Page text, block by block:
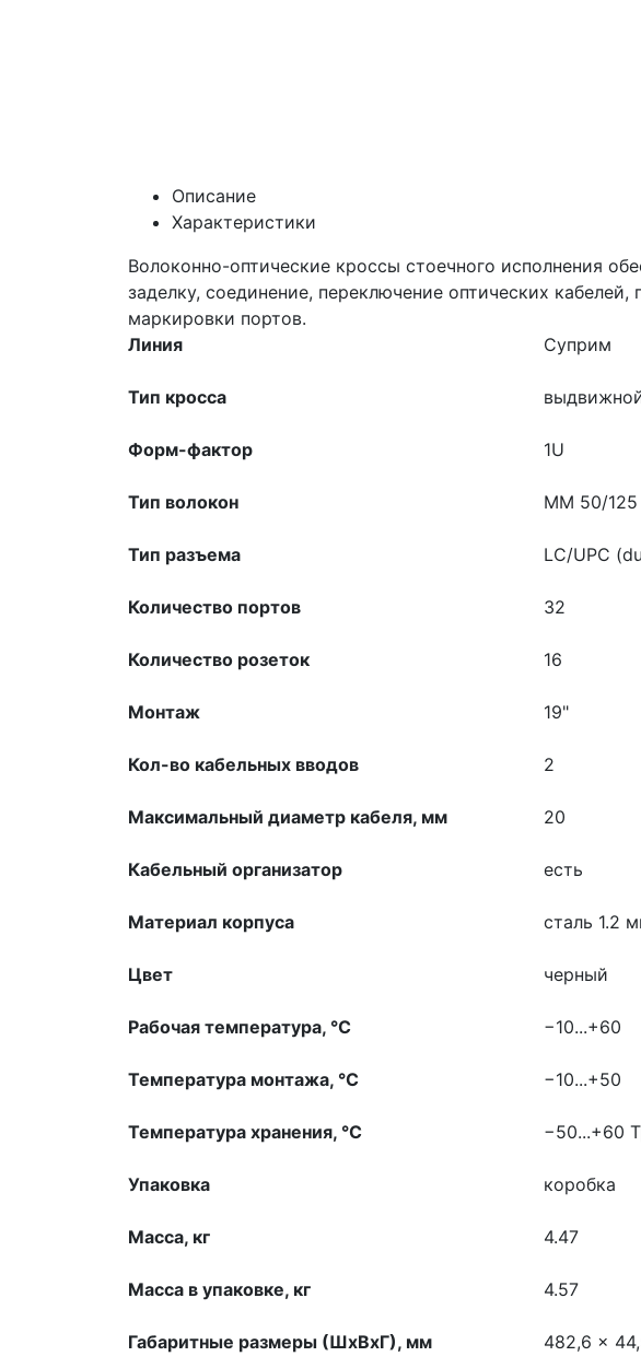
Описание
Характеристики
Волоконно-оптические кроссы стоечного исполнения
заделку, соединение, переключение оптических
маркировки портов.
Линия
Суприм
Тип кросса
Форм-фактор 1U
Тип волокон MM 50/
Тип разъема LC/UPC
Количество портов 32
Количество розеток 16
Монтаж 19"
Кол-во кабельных вводов 2
Максимальный диаметр кабеля, мм 20
Кабельный организатор есть
Материал корпуса сталь 1.2
Цвет черный
Рабочая температура, °С −10...+60
Температура монтажа, °С −10...+50
Температура хранения, °С −50...+60
Упаковка коробка
Масса, кг 4.47
Масса в упаковке, кг 4.57
Габаритные размеры (ШхВхГ), мм 482,6 x